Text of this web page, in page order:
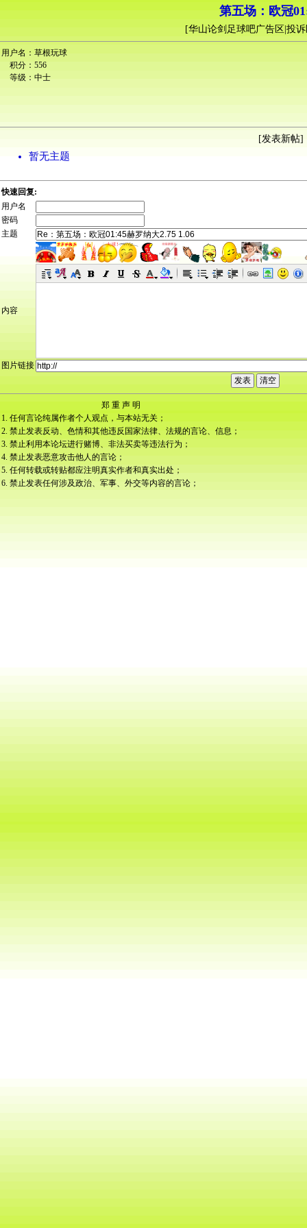
第五场：欧冠
[华山论剑足球吧广告区|投
用户名： 草根玩球
积分： 556
等级： 中士
[发表新帖]
暂无主题
快速回复:
用户名
密码
主题
内容
图片链接
郑 重 声 明
1. 任何言论纯属作者个人观点，与本站无关；
2. 禁止发表反动、色情和其他违反国家法律、法规的言论、信息；
3. 禁止利用本论坛进行赌博、非法买卖等违法行为；
4. 禁止发表恶意攻击他人的言论；
5. 任何转载或转贴都应注明真实作者和真实出处；
6. 禁止发表任何涉及政治、军事、外交等内容的言论；